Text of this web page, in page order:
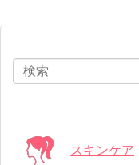
スキンケア